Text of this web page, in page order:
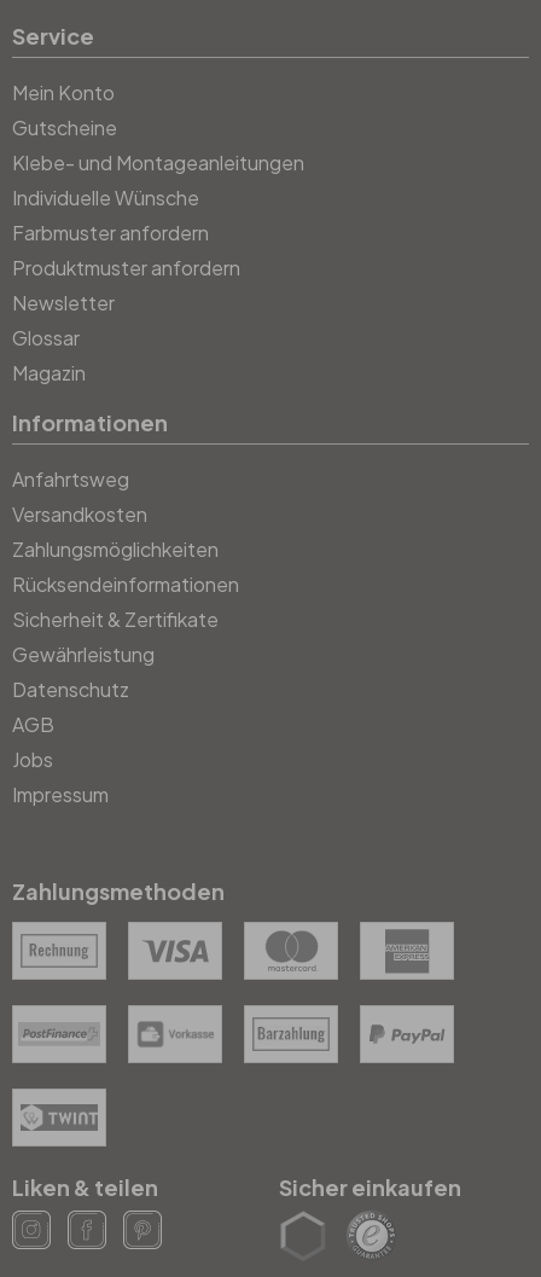
Service
Mein Konto
Gutscheine
Klebe- und Montageanleitungen
Individuelle Wünsche
Farbmuster anfordern
Produktmuster anfordern
Newsletter
Glossar
Magazin
Informationen
Anfahrtsweg
Versandkosten
Zahlungsmöglichkeiten
Rücksendeinformationen
Sicherheit & Zertifikate
Gewährleistung
Datenschutz
AGB
Jobs
Impressum
Zahlungsmethoden
Liken & teilen Sicher einkaufen